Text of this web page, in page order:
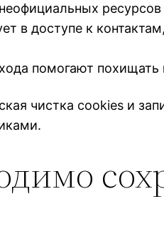
в доступе к
помогают
чистка cookies и